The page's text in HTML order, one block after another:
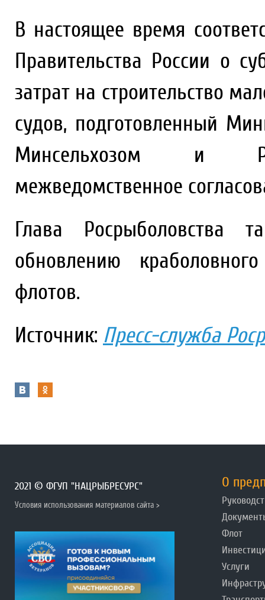
В настоящее время
Правительства России о
затрат на строительство
судов, подготовленный
Минсельхозом и
межведомственное
Глава
обновлению
флотов.
Источник: Пресс-служба
2021 © ФГУП "НАЦРЫБРЕСУРС"
Условия использования материалов сайта >
О
Флот
Услуги